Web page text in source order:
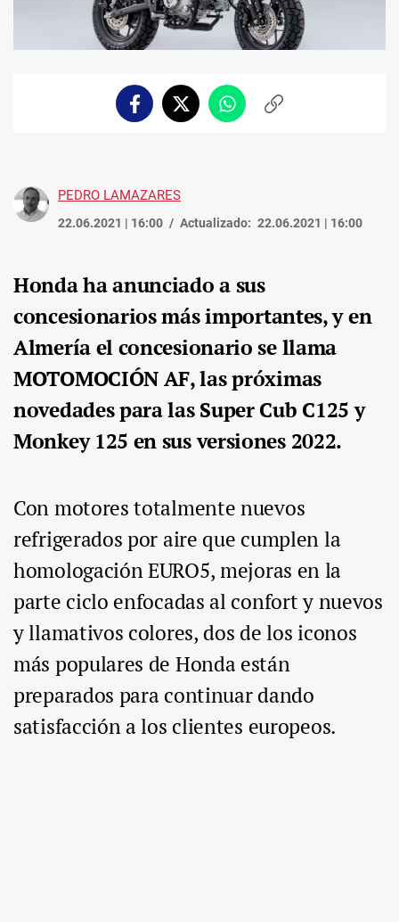
FacebookTwitterWhatsappCopiar
PEDRO LAMAZARES
22.06.2021 | 16:00 Actualizado: 22.06.2021 | 16:00
Honda ha anunciado a sus
concesionarios más importantes, y en
Almería el concesionario se llama
MOTOMOCIÓN AF, las próximas
novedades para las Super Cub C125 y
Monkey 125 en sus versiones 2022.
Con motores totalmente nuevos
refrigerados por aire que cumplen la
homologación EURO5, mejoras en la
parte ciclo enfocadas al confort y nuevos
y llamativos colores, dos de los iconos
más populares de Honda están
preparados para continuar dando
satisfacción a los clientes europeos.